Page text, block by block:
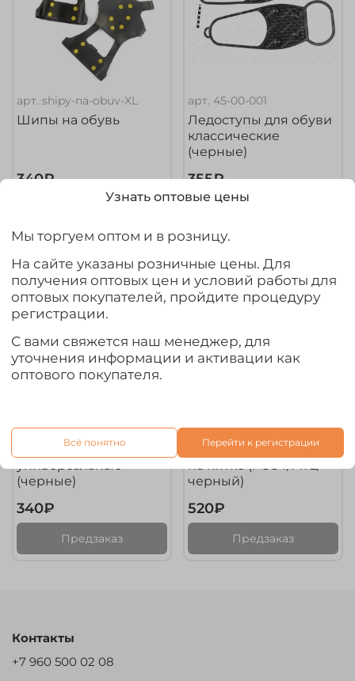
арт.shipy-na-obuv-XL
Шипы на обувь
340₽
арт. 45-00-001
Ледоступы для обуви
классические
(черные)
355₽
Ожидается
арт.45-00-002
Ледоступы для обуви
(черные)
340₽
Предзаказ
Ожидается
арт.45-00-005
Ледоступы с шипами
черный)
520₽
Предзаказ
Контакты
+7 960 500 02 08
Узнать оптовые цены
Мы торгуем оптом и в розницу.
На сайте указаны розничные цены. Для
получения оптовых цен и условий работы для
оптовых покупателей, пройдите процедуру
регистрации.
С вами свяжется наш менеджер, для
уточнения информации и активации как
оптового покупателя.
Всё понятно Перейти к регистрации